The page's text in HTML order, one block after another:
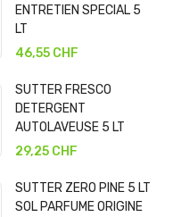
ENTRETIEN SPECIAL 5
LT
46,55 CHF
SUTTER FRESCO
DETERGENT
AUTOLAVEUSE 5 LT
29,25 CHF
SUTTER ZERO PINE 5 LT
SOL PARFUME ORIGINE